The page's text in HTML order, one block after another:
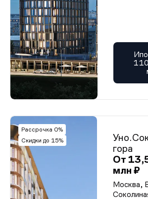
Рассрочка 0%
Скидки до 15%
гора
От
млн ₽
Москва,